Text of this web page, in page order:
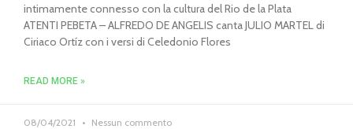
intimamente connesso con la cultura del Rio de la Plata
ATENTI PEBETA – ALFREDO DE ANGELIS canta JULIO MARTEL di
Ciriaco Ortíz con i versi di Celedonio Flores
READ MORE »
08/04/2021 Nessun commento